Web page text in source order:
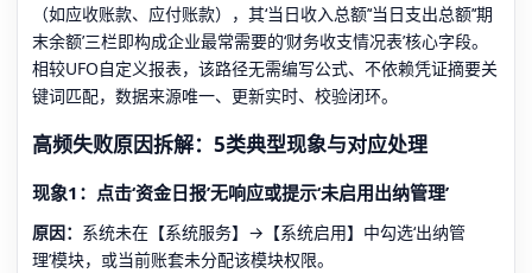
（如应收账款、应付账款），其‘当日收入总额’‘当日支出总额’‘期
末余额’三栏即构成企业最常需要的‘财务收支情况表’核心字段。
相较UFO自定义报表，该路径无需编写公式、不依赖凭证摘要关
键词匹配，数据来源唯一、更新实时、校验闭环。
高频失败原因拆解：5类典型现象与对应处理
现象1：点击‘资金日报’无响应或提示‘未启用出纳管理’
原因： 系统未在【系统服务】→【系统启用】中勾选‘出纳管
理’模块，或当前账套未分配该模块权限。